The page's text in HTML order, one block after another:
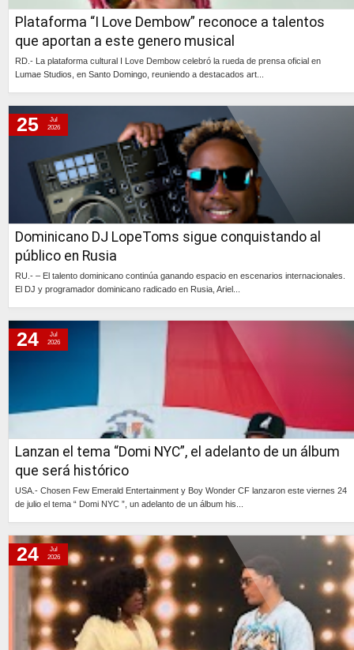
Plataforma “I Love Dembow” reconoce a talentos
que aportan a este genero musical
RD.- La plataforma cultural I Love Dembow celebró la rueda de prensa oficial en
Lumae Studios, en Santo Domingo, reuniendo a destacados art...
Dominicano DJ LopeToms sigue conquistando al
público en Rusia
RU.- – El talento dominicano continúa ganando espacio en escenarios internacionales.
El DJ y programador dominicano radicado en Rusia, Ariel...
25
Jul
2026
Lanzan el tema “Domi NYC”, el adelanto de un álbum
que será histórico
USA.- Chosen Few Emerald Entertainment y Boy Wonder CF lanzaron este viernes 24
de julio el tema “ Domi NYC ”, un adelanto de un álbum his...
24
Jul
2026
24
Jul
2026